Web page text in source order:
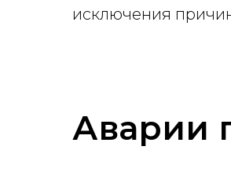
исключения
Аварии